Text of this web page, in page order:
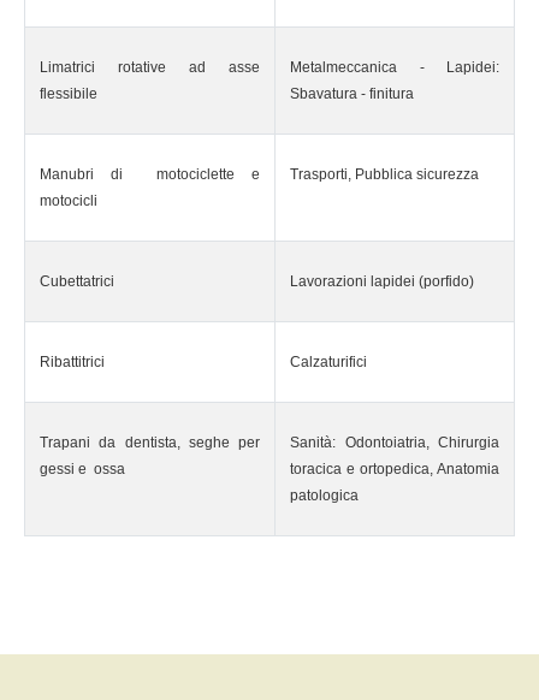
Limatrici rotative ad asse
flessibile
Metalmeccanica - Lapidei:
Sbavatura - finitura
Manubri di motociclette e
motocicli
Trasporti, Pubblica sicurezza
Cubettatrici Lavorazioni lapidei (porfido)
Ribattitrici Calzaturifici
Trapani da dentista, seghe per
gessi e ossa
Sanità: Odontoiatria, Chirurgia
toracica e ortopedica, Anatomia
patologica